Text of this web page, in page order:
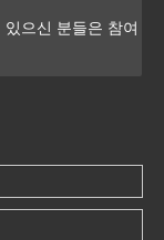
으신 분들은 참여